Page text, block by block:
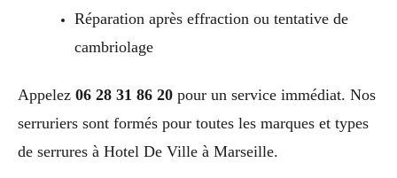
Réparation après effraction ou tentative de
cambriolage
Appelez 06 28 31 86 20 pour un service immédiat. Nos
serruriers sont formés pour toutes les marques et types
de serrures à Hotel De Ville à Marseille.